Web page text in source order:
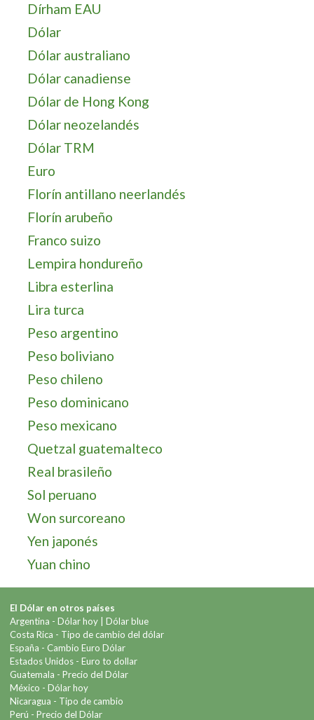
Dírham EAU
Dólar
Dólar australiano
Dólar canadiense
Dólar de Hong Kong
Dólar neozelandés
Dólar TRM
Euro
Florín antillano neerlandés
Florín arubeño
Franco suizo
Lempira hondureño
Libra esterlina
Lira turca
Peso argentino
Peso boliviano
Peso chileno
Peso dominicano
Peso mexicano
Quetzal guatemalteco
Real brasileño
Sol peruano
Won surcoreano
Yen japonés
Yuan chino
El Dólar en otros países
Argentina -Dólar hoy |Dólar blue
Costa Rica - Tipo de cambio del dólar
España -Cambio Euro Dólar
Estados Unidos -Euro to dollar
Guatemala -Precio del Dólar
México -Dólar hoy
Nicaragua - Tipo de cambio
Perú -Precio del Dólar